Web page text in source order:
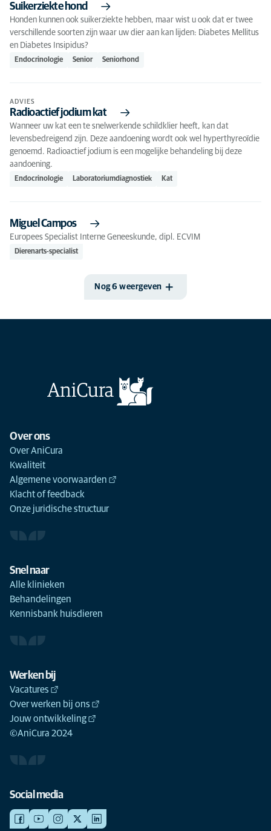
Suikerziekte hond
Honden kunnen ook suikerziekte hebben, maar wist u ook dat er twee
verschillende soorten zijn waar uw dier aan kan lijden: Diabetes Mellitus
en Diabetes Insipidus?
Endocrinologie Senior Seniorhond
ADVIES
Radioactief jodium kat
Wanneer uw kat een te snelwerkende schildklier heeft, kan dat
levensbedreigend zijn. Deze aandoening wordt ook wel hyperthyreoïdie
genoemd. Radioactief jodium is een mogelijke behandeling bij deze
aandoening.
Endocrinologie Laboratoriumdiagnostiek Kat
Miguel Campos
Europees Specialist Interne Geneeskunde, dipl. ECVIM
Dierenarts-specialist
Nog 6 weergeven
Over ons
Over AniCura
Kwaliteit
Algemene voorwaarden
Klacht of feedback
Onze juridische structuur
Snel naar
Alle klinieken
Behandelingen
Kennisbank huisdieren
Werken bij
Vacatures
Over werken bij ons
Jouw ontwikkeling
©AniCura 2024
Social media